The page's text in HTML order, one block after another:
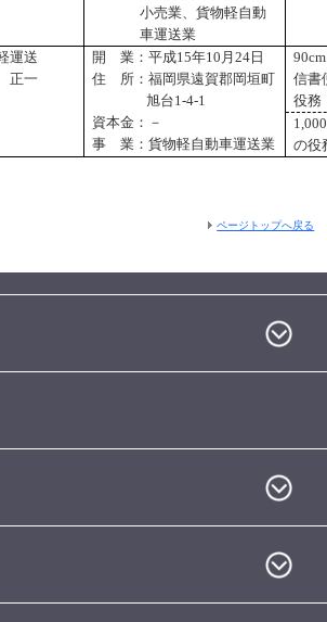
小売業、貨物軽自動
車運送業
運送
正一
開 業：平成15年10 月 24日
住 所：福岡県遠賀郡岡垣町
旭台1-4-1
資本金：－
事 業：貨物軽自動車運送業
90cm
信書
役務
1,000
の役
ページトップへ戻る